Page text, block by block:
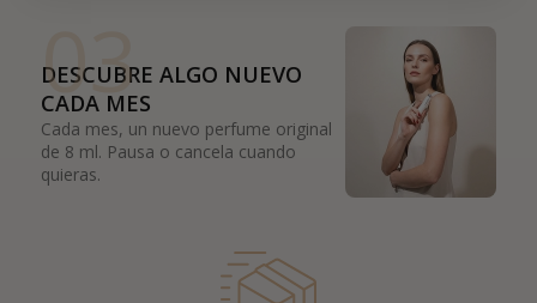
03
DESCUBRE ALGO NUEVO
CADA MES
Cada mes, un nuevo perfume original
de 8 ml. Pausa o cancela cuando
quieras.